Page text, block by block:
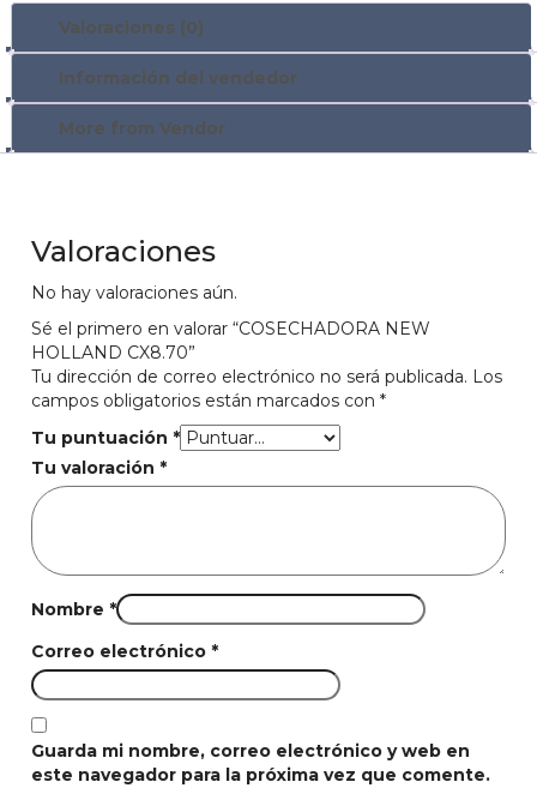
Valoraciones (0)
Información del vendedor
More from Vendor
Valoraciones
No hay valoraciones aún.
Sé el primero en valorar “COSECHADORA NEW
HOLLAND CX8.70”
Tu dirección de correo electrónico no será publicada. Los
campos obligatorios están marcados con *
Tu puntuación *
Tu valoración *
Nombre *
Correo electrónico *
Guarda mi nombre, correo electrónico y web en
este navegador para la próxima vez que comente.